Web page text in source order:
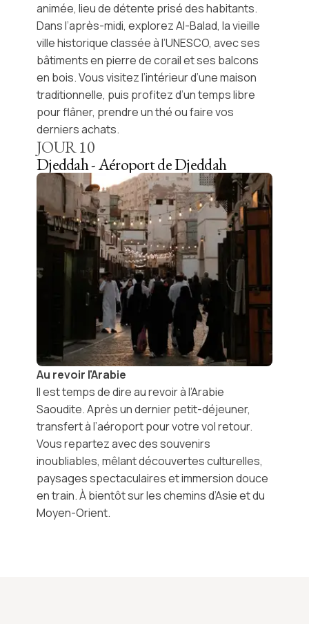
animée, lieu de détente prisé des habitants.
Dans l’après-midi, explorezAl-Balad, la vieille
ville historique classée à l’UNESCO, avec ses
bâtiments en pierre de corail et ses balcons
en bois. Vous visitez l’intérieur d’une maison
traditionnelle, puis profitez d’un temps libre
pour flâner, prendre un thé ou faire vos
derniers achats.
JOUR10
Djeddah - Aéroport de Djeddah
Au revoir l'Arabie
Il est temps de dire au revoir à l’Arabie
Saoudite. Après un dernier petit-déjeuner,
transfert à l’aéroport pour votre vol retour.
Vous repartez avec des souvenirs
inoubliables, mêlant découvertes culturelles,
paysages spectaculaires et immersion douce
en train. À bientôt sur les chemins d’Asie et du
Moyen-Orient.